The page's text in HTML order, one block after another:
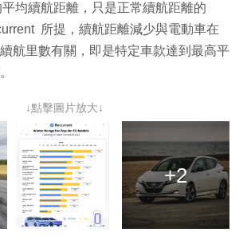
均續航距離，只是正常續航距離的
所提，續航距離減少與電動車在
航里數有關，即是特定車款達到最高平
↓點擊圖片放大↓
+2